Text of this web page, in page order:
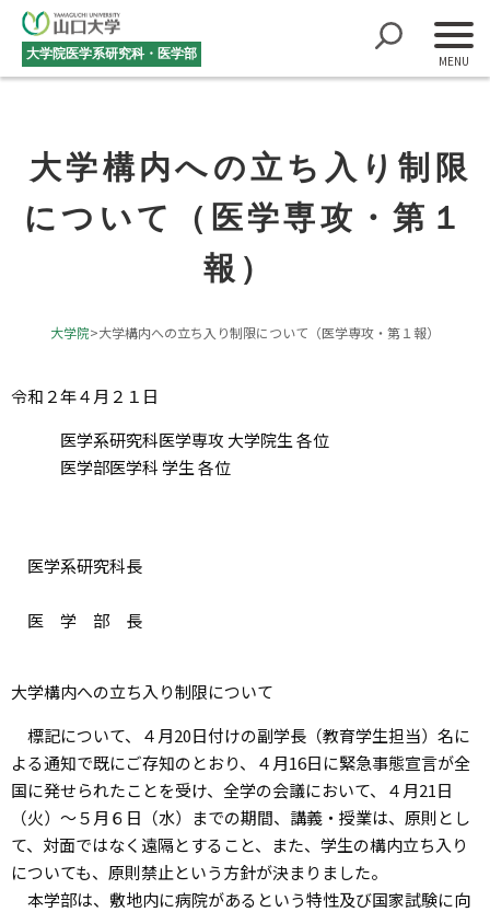
大学院医学系研究科・医学部
大学構内への立ち入り制限
について（医学専攻・第１
報）
大学院>大学構内への立ち入り制限について（医学専攻・第１報）
令和２年４月２１日
医学系研究科医学専攻 大学院生 各位
医学部医学科 学生 各位
医学系研究科長
医 学 部 長
大学構内への立ち入り制限について
標記について、４月20日付けの副学長（教育学生担当）名に
よる通知で既にご存知のとおり、４月16日に緊急事態宣言が全
国に発せられたことを受け、全学の会議において、４月21日
（火）～５月６日（水）までの期間、講義・授業は、原則とし
て、対面ではなく遠隔とすること、また、学生の構内立ち入り
についても、原則禁止という方針が決まりました。
本学部は、敷地内に病院があるという特性及び国家試験に向